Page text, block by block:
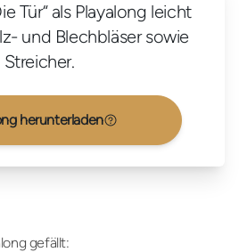
Tür“ als Playalong leicht
und Blechbläser sowie
Streicher.
herunterladen
gefällt: